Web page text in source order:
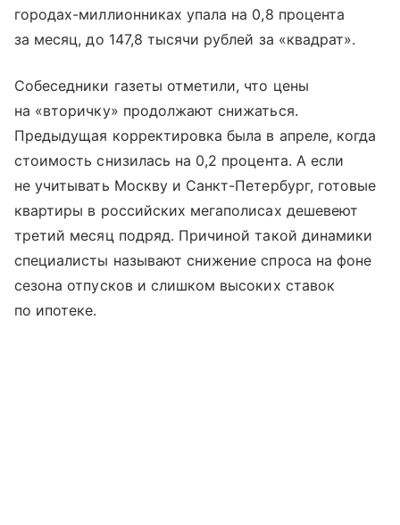
городах-миллионниках упала на 0,8 процента
за месяц, до 147,8 тысячи рублей за «квадрат».
Собеседники газеты отметили, что цены
на «вторичку» продолжают снижаться.
Предыдущая корректировка была в апреле, когда
стоимость снизилась на 0,2 процента. А если
не учитывать Москву и Санкт-Петербург, готовые
квартиры в российских мегаполисах дешевеют
третий месяц подряд. Причиной такой динамики
специалисты называют снижение спроса на фоне
сезона отпусков и слишком высоких ставок
по ипотеке.